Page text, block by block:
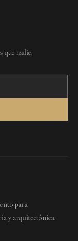
que nadie.
para
y arquitectónica.